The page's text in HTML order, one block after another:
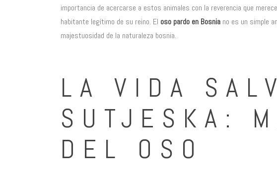
importancia de acercarse a estos animales con la reverencia que
habitante legítimo de su reino. El oso pardo en Bosnia no es un simple
majestuosidad de la naturaleza bosnia.
LA VIDA
SUTJESKA:
DEL OSO